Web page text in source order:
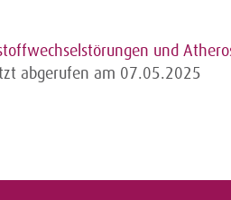
und
abgerufen am 07.05.2025